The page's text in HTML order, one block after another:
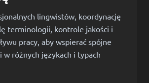
lingwistów, koordynację
terminologii, kontrole jakości i
pracy, aby wspierać spójne
w różnych językach i typach